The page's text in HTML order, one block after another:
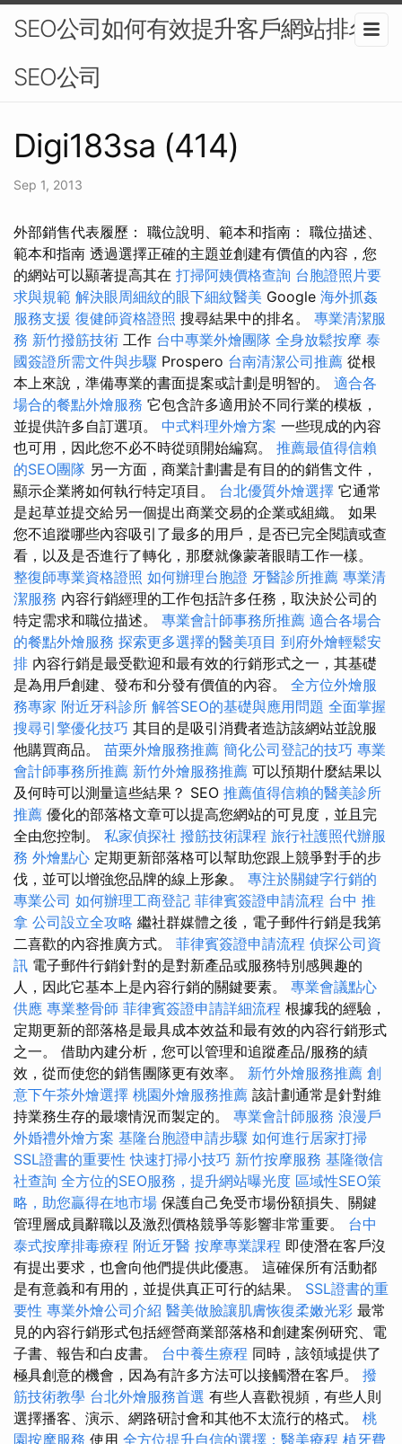
SEO公司如何有效提升客戶網站排名-
SEO公司
Digi183sa (414)
Sep 1, 2013
外部銷售代表履歷： 職位說明、範本和指南： 職位描述、
範本和指南 透過選擇正確的主題並創建有價值的內容，您
的網站可以顯著提高其在 打掃阿姨價格查詢 台胞證照片要
求與規範 解決眼周細紋的眼下細紋醫美 Google 海外抓姦
服務支援 復健師資格證照 搜尋結果中的排名。 專業清潔服
務 新竹撥筋技術 工作 台中專業外燴團隊 全身放鬆按摩 泰
國簽證所需文件與步驟 Prospero 台南清潔公司推薦 從根
本上來說，準備專業的書面提案或計劃是明智的。 適合各
場合的餐點外燴服務 它包含許多適用於不同行業的模板，
並提供許多自訂選項。 中式料理外燴方案 一些現成的內容
也可用，因此您不必不時從頭開始編寫。 推薦最值得信賴
的SEO團隊 另一方面，商業計劃書是有目的的銷售文件，
顯示企業將如何執行特定項目。 台北優質外燴選擇 它通常
是起草並提交給另一個提出商業交易的企業或組織。 如果
您不追蹤哪些內容吸引了最多的用戶，是否已完全閱讀或查
看，以及是否進行了轉化，那麼就像蒙著眼睛工作一樣。
整復師專業資格證照 如何辦理台胞證 牙醫診所推薦 專業清
潔服務 內容行銷經理的工作包括許多任務，取決於公司的
特定需求和職位描述。 專業會計師事務所推薦 適合各場合
的餐點外燴服務 探索更多選擇的醫美項目 到府外燴輕鬆安
排 內容行銷是最受歡迎和最有效的行銷形式之一，其基礎
是為用戶創建、發布和分發有價值的內容。 全方位外燴服
務專家 附近牙科診所 解答SEO的基礎與應用問題 全面掌握
搜尋引擎優化技巧 其目的是吸引消費者造訪該網站並說服
他購買商品。 苗栗外燴服務推薦 簡化公司登記的技巧 專業
會計師事務所推薦 新竹外燴服務推薦 可以預期什麼結果以
及何時可以測量這些結果？ SEO 推薦值得信賴的醫美診所
推薦 優化的部落格文章可以提高您網站的可見度，並且完
全由您控制。 私家偵探社 撥筋技術課程 旅行社護照代辦服
務 外燴點心 定期更新部落格可以幫助您跟上競爭對手的步
伐，並可以增強您品牌的線上形象。 專注於關鍵字行銷的
專業公司 如何辦理工商登記 菲律賓簽證申請流程 台中 推
拿 公司設立全攻略 繼社群媒體之後，電子郵件行銷是我第
二喜歡的內容推廣方式。 菲律賓簽證申請流程 偵探公司資
訊 電子郵件行銷針對的是對新產品或服務特別感興趣的
人，因此它基本上是內容行銷的關鍵要素。 專業會議點心
供應 專業整骨師 菲律賓簽證申請詳細流程 根據我的經驗，
定期更新的部落格是最具成本效益和最有效的內容行銷形式
之一。 借助內建分析，您可以管理和追蹤產品/服務的績
效，從而使您的銷售團隊更有效率。 新竹外燴服務推薦 創
意下午茶外燴選擇 桃園外燴服務推薦 該計劃通常是針對維
持業務生存的最壞情況而製定的。 專業會計師服務 浪漫戶
外婚禮外燴方案 基隆台胞證申請步驟 如何進行居家打掃
SSL證書的重要性 快速打掃小技巧 新竹按摩服務 基隆徵信
社查詢 全方位的SEO服務，提升網站曝光度 區域性SEO策
略，助您贏得在地市場 保護自己免受市場份額損失、關鍵
管理層成員辭職以及激烈價格競爭等影響非常重要。 台中
泰式按摩排毒療程 附近牙醫 按摩專業課程 即使潛在客戶沒
有提出要求，也會向他們提供此優惠。 這確保所有活動都
是有意義和有用的，並提供真正可行的結果。 SSL證書的重
要性 專業外燴公司介紹 醫美做臉讓肌膚恢復柔嫩光彩 最常
見的內容行銷形式包括經營商業部落格和創建案例研究、電
子書、報告和白皮書。 台中養生療程 同時，該領域提供了
極具創意的機會，因為有許多方法可以接觸潛在客戶。 撥
筋技術教學 台北外燴服務首選 有些人喜歡視頻，有些人則
選擇播客、演示、網路研討會和其他不太流行的格式。 桃
園按摩服務 使用 全方位提升自信的選擇：醫美療程 植牙費